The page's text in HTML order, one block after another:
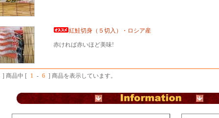
紅鮭切身（５切入）・ロシア産
赤ければ赤いほど美味!
] 商品中 [ 1 - 6 ] 商品を表示しています。